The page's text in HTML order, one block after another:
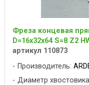
Фреза концевая
D=16x32x64 S=8 Z2
артикул 110873
Производитель:
Диаметр